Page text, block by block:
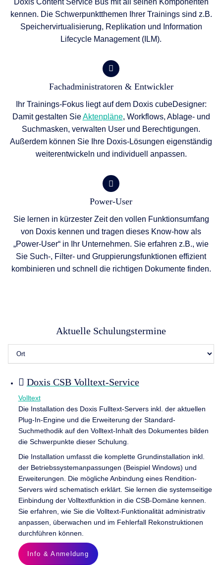
Doxis Content Service Bus mit all seinen Komponenten
kennen. Die Schwerpunktthemen Ihrer Trainings sind z.B.
Speichervirtualisierung, Replikation und Information
Lifecycle Management (ILM).
Fachadministratoren & Entwickler
Ihr Trainings-Fokus liegt auf dem Doxis cubeDesigner:
Damit gestalten SieAktenpläne, Workflows, Ablage- und
Suchmasken, verwalten User und Berechtigungen.
Außerdem können Sie Ihre Doxis-Lösungen eigenständig
weiterentwickeln und individuell anpassen.
Power-User
Sie lernen in kürzester Zeit den vollen Funktionsumfang
von Doxis kennen und tragen dieses Know-how als
„Power-User“ in Ihr Unternehmen. Sie erfahren z.B., wie
Sie Such-, Filter- und Gruppierungsfunktionen effizient
kombinieren und schnell die richtigen Dokumente finden.
Aktuelle Schulungstermine
Doxis CSB Volltext-Service
Volltext
Die Installation des Doxis Fulltext-Servers inkl. der aktuellen
Plug-In-Engine und die Erweiterung der Standard-
Suchmethodik auf den Volltext-Inhalt des Dokumentes bilden
die Schwerpunkte dieser Schulung.
Die Installation umfasst die komplette Grundinstallation inkl.
der Betriebssystemanpassungen (Beispiel Windows) und
Erweiterungen. Die mögliche Anbindung eines Rendition-
Servers wird schematisch erklärt. Sie lernen die systemseitige
Einbindung der Volltextfunktion in die CSB-Domäne kennen.
Sie erfahren, wie Sie die Volltext-Funktionalität administrativ
anpassen, überwachen und im Fehlerfall Rekonstruktionen
durchführen können.
Info & Anmeldung